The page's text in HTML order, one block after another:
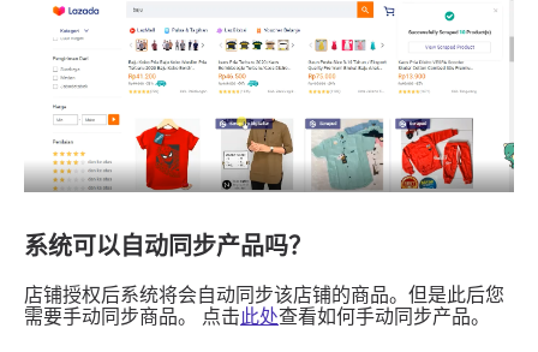
系统可以自动同步产品吗？